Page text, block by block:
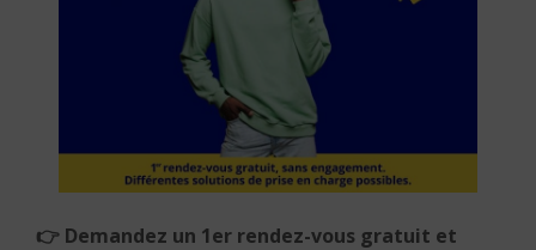
👉 Demandez un 1er rendez-vous gratuit et